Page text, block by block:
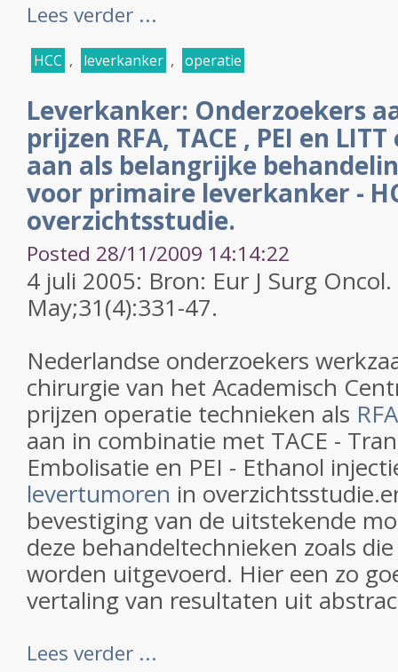
Lees verder ...
HCC , leverkanker , operatie
Leverkanker: Onderzoekers
prijzen RFA, TACE , PEI en
aan als belangrijke
voor primaire leverkanker -
overzichtsstudie.
Posted 28/11/2009 14:14:22
4 juli 2005: Bron: Eur J Surg
May;31(4):331-47.
Nederlandse onderzoekers
chirurgie van het Academisch
prijzen operatie technieken als RFA
aan in combinatie met TACE -
Embolisatie en PEI - Ethanol
levertumoren in
bevestiging van de uitstekende
deze behandeltechnieken zoals
worden uitgevoerd. Hier een zo
vertaling van resultaten uit
Lees verder ...